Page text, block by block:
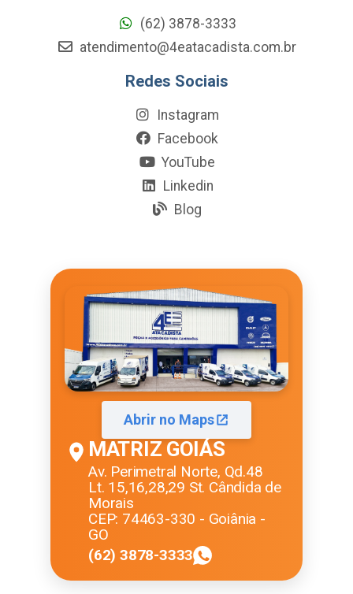
(62) 3878-3333
atendimento@4eatacadista.com.br
Redes Sociais
Instagram
Facebook
YouTube
Linkedin
Blog
Abrir no Maps
MATRIZ GOIÁS
Av. Perimetral Norte, Qd.48
Lt. 15,16,28,29 St. Cândida de
Morais
CEP: 74463-330 - Goiânia -
GO
(62) 3878-3333